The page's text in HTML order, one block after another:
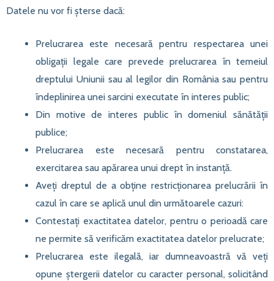
Datele nu vor fi șterse dacă:
Prelucrarea este necesară pentru respectarea unei
obligații legale care prevede prelucrarea în temeiul
dreptului Uniunii sau al legilor din România sau pentru
îndeplinirea unei sarcini executate în interes public;
Din motive de interes public în domeniul sănătății
publice;
Prelucrarea este necesară pentru constatarea,
exercitarea sau apărarea unui drept în instanță.
Aveți dreptul de a obține restricționarea prelucrării în
cazul în care se aplică unul din următoarele cazuri:
Contestați exactitatea datelor, pentru o perioadă care
ne permite să verificăm exactitatea datelor prelucrate;
Prelucrarea este ilegală, iar dumneavoastră vă veți
opune ștergerii datelor cu caracter personal, solicitând